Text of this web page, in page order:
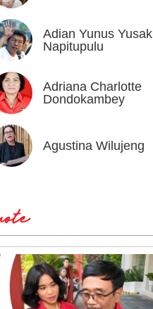
Adian Yunus Yusak
Napitupulu
Adriana Charlotte
Dondokambey
Agustina Wilujeng